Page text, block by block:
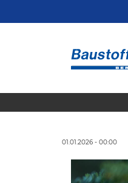
01.01.2026 - 00:00